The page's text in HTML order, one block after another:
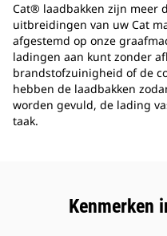
Cat® laadbakken zijn meer
uitbreidingen van uw Cat
afgestemd op onze
ladingen aan kunt zonder
brandstofzuinigheid of de
hebben de laadbakken
worden gevuld, de lading
taak.
Kenmerken